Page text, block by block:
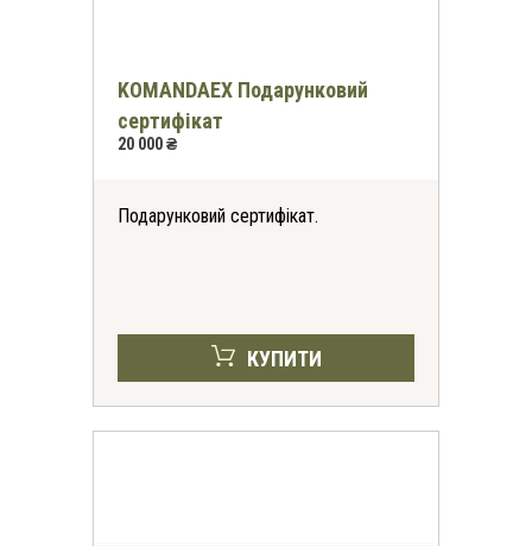
KOMANDAEX Подарунковий
сертифікат
20 000 ₴
Подарунковий сертифікат.
КУПИТИ